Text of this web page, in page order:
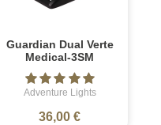
Guardian Dual Verte
Medical-3SM
Adventure Lights
36,00 €